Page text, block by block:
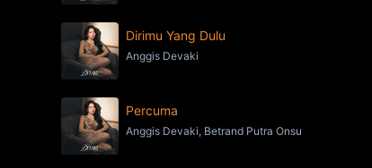
Dirimu Yang Dulu
Anggis Devaki
Percuma
Anggis Devaki, Betrand Putra Onsu